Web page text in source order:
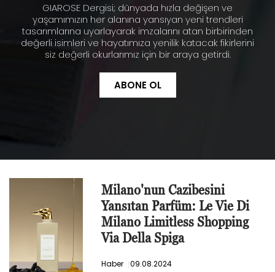
GIAROSE Dergisi; dünyada hızla değişen ve
yaşamımızın her alanına yansıyan yeni trendleri
tasarımlarına uyarlayarak imzalarını atan birbirinden
değerli isimleri ve hayatımıza yenilik katacak fikirlerini
siz değerli okurlarımız için bir araya getirdi.
ABONE OL
Milano'nun Cazibesini
Yansıtan Parfüm: Le Vie Di
Milano Limitless Shopping
Via Della Spiga
Haber 09.08.2024